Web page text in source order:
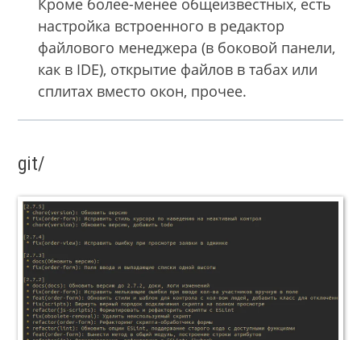
настройка встроенного в редактор
файлового менеджера (в боковой панели,
как в IDE), открытие файлов в табах или
сплитах вместо окон, прочее.
git/